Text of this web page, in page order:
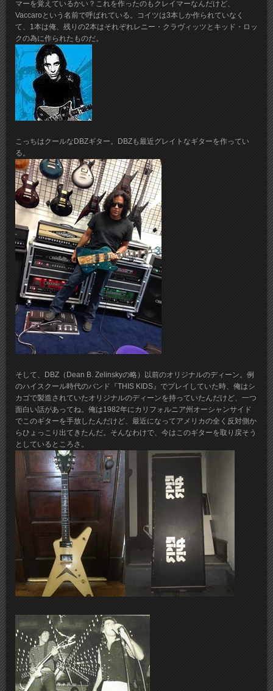
マーを覚えているかい？これを作ったのもクレイマーなんだけど、
Vaccaroという名前で呼ばれている。コイツは3本しか作られていなく
て、1本は俺、残りの2本はそれぞれレニー・クラヴィッツとキッド・ロッ
クの為に作られたものだ。
こっちはクールなDBZギター。DBZも最近グレイトなギターを作ってい
る。
そして、DBZ（Dean B. Zelinskyの略）以前のオリジナルのディーン。例
のハイスクール時代のバンド『THIS KIDS』でプレイしていた時、俺はシ
カゴで製造されていたオリジナルのディーンを持っていたんだけど、一つ
面白い話があってね。俺は1982年にカリフォルニア州オーシャンサイド
でこのギターを手放したんだけど、最近になってアメリカの全く反対側か
らひょっこり出てきたんだ。そんなわけで、今はこのギターを取り戻そう
としているところさ。